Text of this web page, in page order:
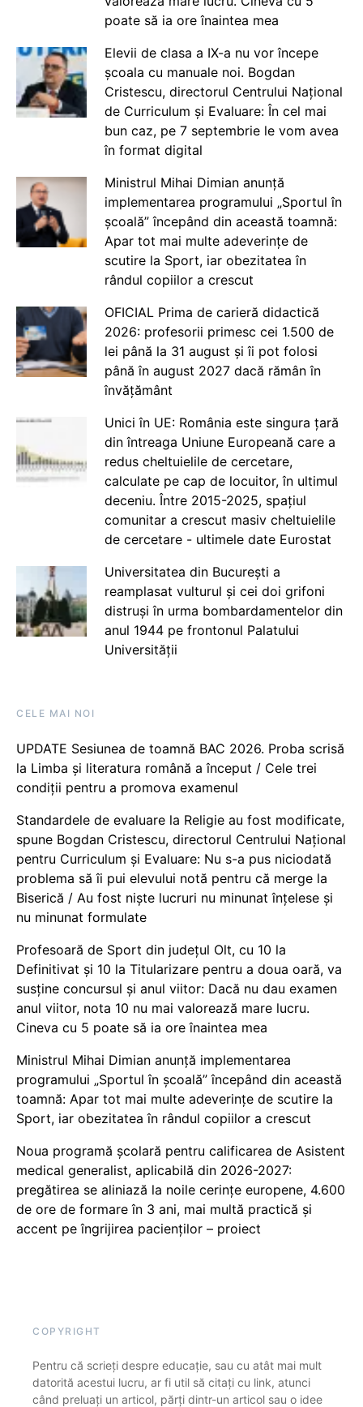
poate să ia ore înaintea mea
Elevii de clasa a IX-a nu vor începe
școala cu manuale noi. Bogdan
Cristescu, directorul Centrului Național
de Curriculum și Evaluare: În cel mai
bun caz, pe 7 septembrie le vom avea
în format digital
Ministrul Mihai Dimian anunță
implementarea programului „Sportul în
școală” începând din această toamnă:
Apar tot mai multe adeverințe de
scutire la Sport, iar obezitatea în
rândul copiilor a crescut
OFICIAL Prima de carieră didactică
2026: profesorii primesc cei 1.500 de
lei până la 31 august și îi pot folosi
până în august 2027 dacă rămân în
învățământ
Unici în UE: România este singura țară
din întreaga Uniune Europeană care a
redus cheltuielile de cercetare,
calculate pe cap de locuitor, în ultimul
deceniu. Între 2015-2025, spațiul
comunitar a crescut masiv cheltuielile
de cercetare - ultimele date Eurostat
Universitatea din București a
reamplasat vulturul și cei doi grifoni
distruși în urma bombardamentelor din
anul 1944 pe frontonul Palatului
Universității
CELE MAI NOI
UPDATE Sesiunea de toamnă BAC 2026. Proba scrisă
la Limba și literatura română a început / Cele trei
condiții pentru a promova examenul
Standardele de evaluare la Religie au fost modificate,
spune Bogdan Cristescu, directorul Centrului Național
pentru Curriculum și Evaluare: Nu s-a pus niciodată
problema să îi pui elevului notă pentru că merge la
Biserică / Au fost niște lucruri nu minunat înțelese și
nu minunat formulate
Profesoară de Sport din județul Olt, cu 10 la
Definitivat și 10 la Titularizare pentru a doua oară, va
susține concursul și anul viitor: Dacă nu dau examen
anul viitor, nota 10 nu mai valorează mare lucru.
Cineva cu 5 poate să ia ore înaintea mea
Ministrul Mihai Dimian anunță implementarea
programului „Sportul în școală” începând din această
toamnă: Apar tot mai multe adeverințe de scutire la
Sport, iar obezitatea în rândul copiilor a crescut
Noua programă școlară pentru calificarea de Asistent
medical generalist, aplicabilă din 2026-2027:
pregătirea se aliniază la noile cerințe europene, 4.600
de ore de formare în 3 ani, mai multă practică și
accent pe îngrijirea pacienților – proiect
COPYRIGHT
Pentru că scrieți despre educație, sau cu atât mai mult
datorită acestui lucru, ar fi util să citați cu link, atunci
când preluați un articol, părți dintr-un articol sau o idee